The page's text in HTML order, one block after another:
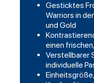
Gesticktes
Warriors in
und Gold
einen
Verstellbarer
individuelle